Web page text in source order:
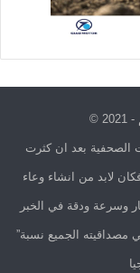
©
الصحفية بعد ان كثرت
لابد من انشاء وعاء
وسرعة ودقة في الخبر
الجميع نسبة”